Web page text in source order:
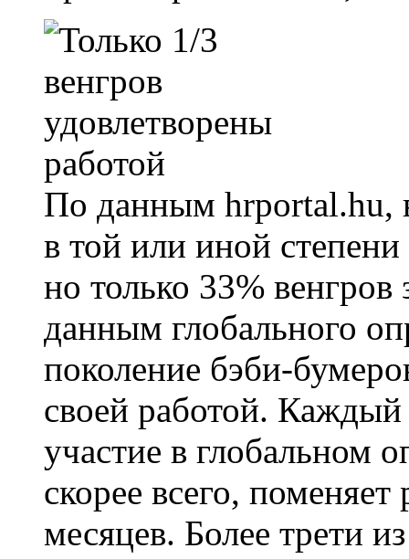
По данным hrportal.hu,
в той или иной
но только 33%
данным глобального
поколение бэби-
своей работой.
участие в глобальном
скорее всего,
месяцев. Более трети